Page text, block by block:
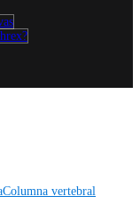
Columna vertebral